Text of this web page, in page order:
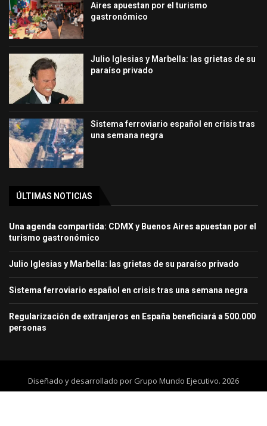
Aires apuestan por el turismo
gastronómico
Julio Iglesias y Marbella: las grietas de su
paraíso privado
Sistema ferroviario español en crisis tras
una semana negra
ÚLTIMAS NOTICIAS
Una agenda compartida: CDMX y Buenos Aires apuestan por el
turismo gastronómico
Julio Iglesias y Marbella: las grietas de su paraíso privado
Sistema ferroviario español en crisis tras una semana negra
Regularización de extranjeros en España beneficiará a 500.000
personas
Diseñado y desarrollado por Grupo Mundo Ejecutivo. 2026